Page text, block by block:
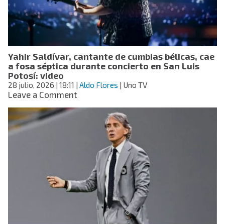
de
las
etapas
más
duras
de
su
Yahir Saldívar, cantante de cumbias bélicas, cae
a fosa séptica durante concierto en San Luis
Potosí: video
28 julio, 2026 | 18:11 Aldo Flores | Uno TV
Leave a Commenton
Saldívar,
cantante
cumbias
bélicas,
fosa
séptica
durante
concierto